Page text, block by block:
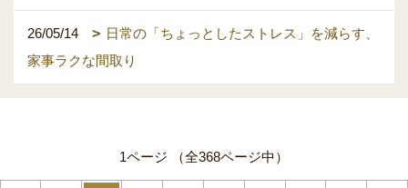
26/05/14
日常の「ちょっとしたストレス」を減らす、
家事ラクな間取り
1ページ （全368ページ中）